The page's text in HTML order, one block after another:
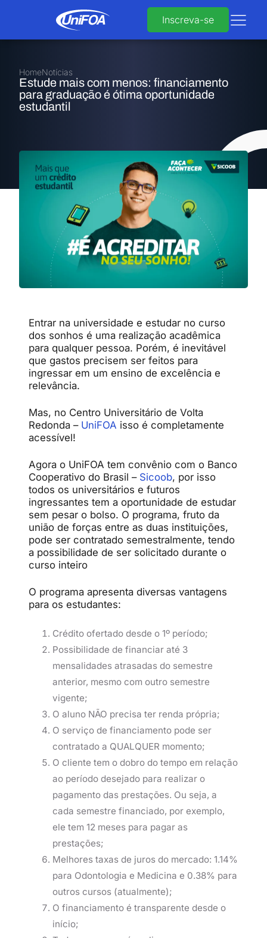
Inscreva-se
HomeNotícias
Estude mais com menos: financiamento
para graduação é ótima oportunidade
estudantil
Entrar na universidade e estudar no curso
dos sonhos é uma realização acadêmica
para qualquer pessoa. Porém, é inevitável
que gastos precisem ser feitos para
ingressar em um ensino de excelência e
relevância.
Mas, no Centro Universitário de Volta
Redonda – UniFOA isso é completamente
acessível!
Agora o UniFOA tem convênio com o Banco
Cooperativo do Brasil –Sicoob, por isso
todos os universitários e futuros
ingressantes tem a oportunidade de estudar
sem pesar o bolso. O programa, fruto da
união de forças entre as duas instituições,
pode ser contratado semestralmente, tendo
a possibilidade de ser solicitado durante o
curso inteiro
O programa apresenta diversas vantagens
para os estudantes:
Crédito ofertado desde o 1º período;
Possibilidade de financiar até 3
mensalidades atrasadas do semestre
anterior, mesmo com outro semestre
vigente;
O aluno NÃO precisa ter renda própria;
O serviço de financiamento pode ser
contratado a QUALQUER momento;
O cliente tem o dobro do tempo em relação
ao período desejado para realizar o
pagamento das prestações. Ou seja, a
cada semestre financiado, por exemplo,
ele tem 12 meses para pagar as
prestações;
Melhores taxas de juros do mercado: 1.14%
para Odontologia e Medicina e 0.38% para
outros cursos (atualmente);
O financiamento é transparente desde o
início;